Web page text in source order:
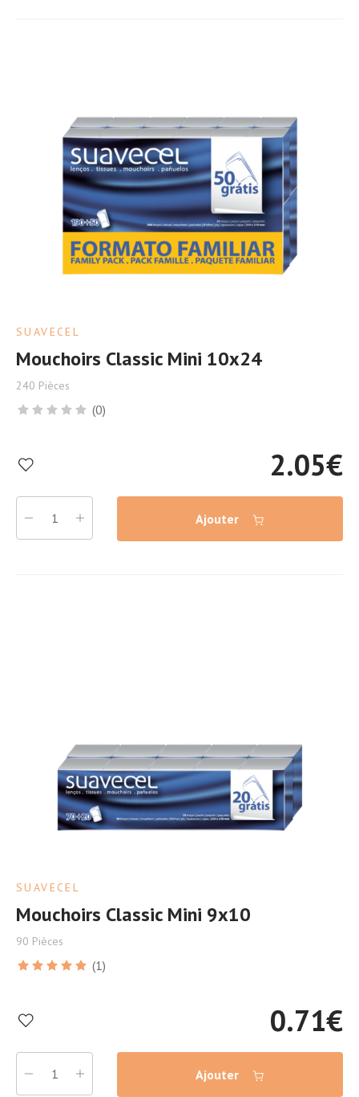
SUAVECEL
Mouchoirs Classic Mini 10x24
240 Pièces
(0)
2.05€
Ajouter
SUAVECEL
Mouchoirs Classic Mini 9x10
90 Pièces
(1)
0.71€
Ajouter